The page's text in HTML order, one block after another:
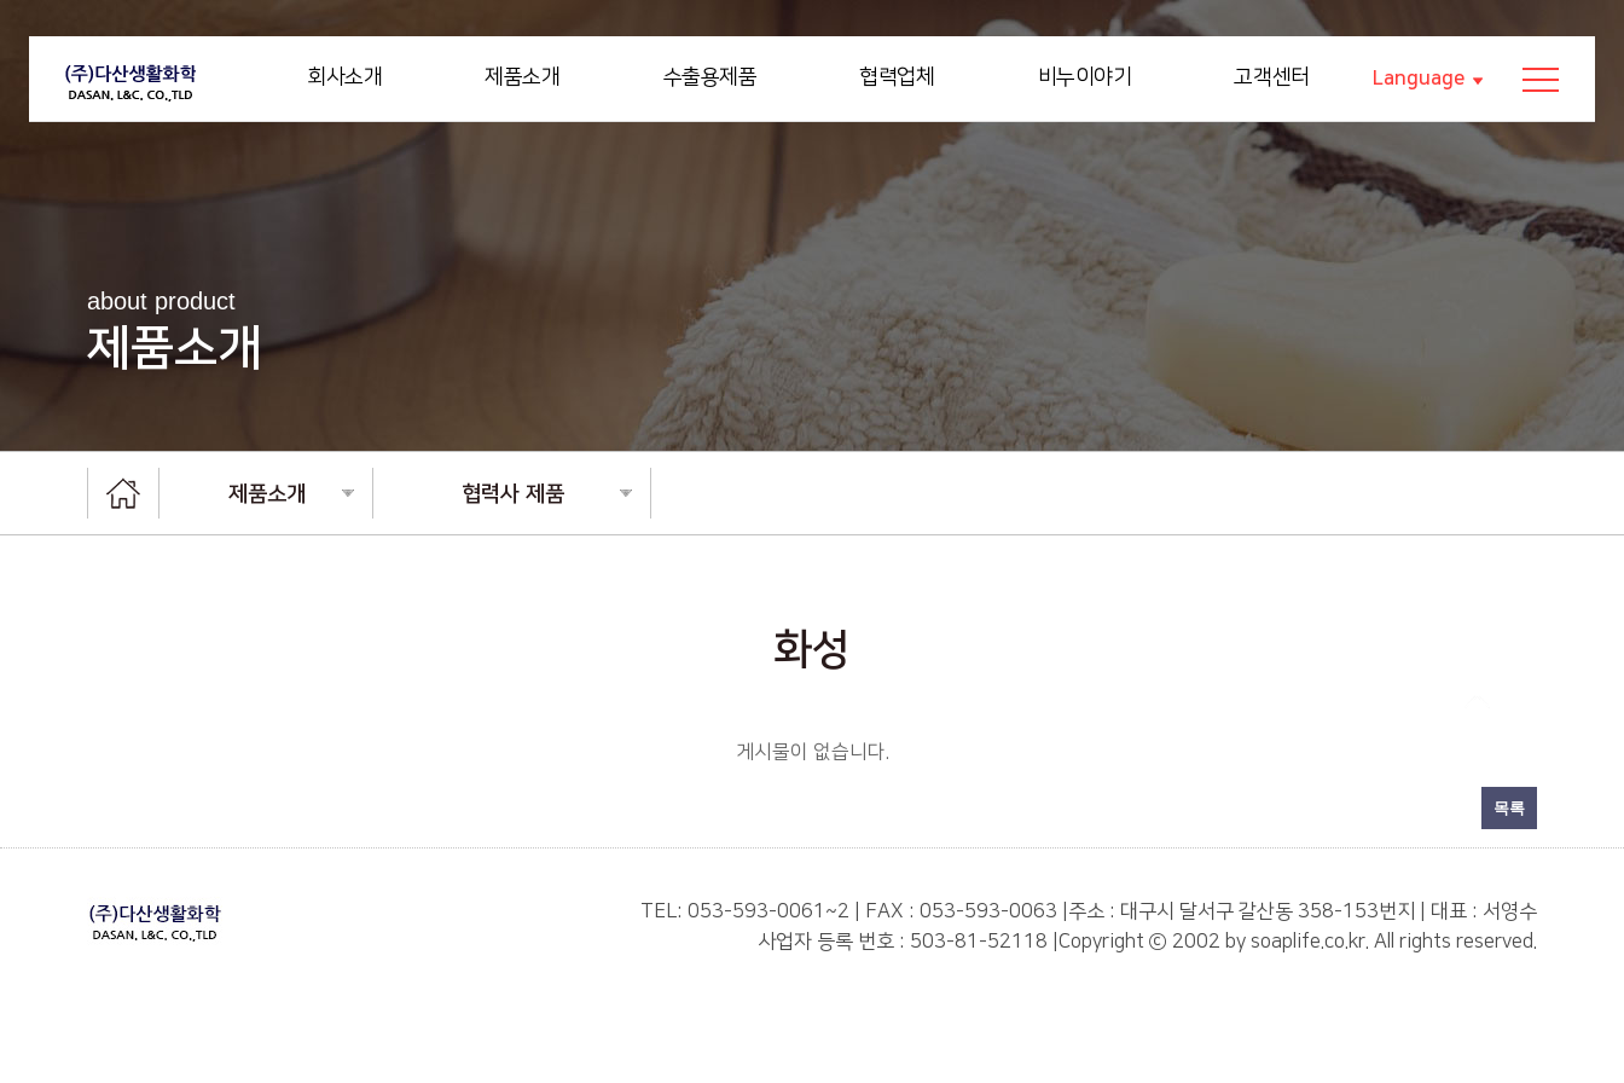
Language
회사소개 제품소개 수출용제품 협력업체 비누이야기 고객센터
about product
제품소개
제품소개 협력사 제품
화성
게시물이 없습니다.
목록
TEL: 053-593-0061~2 | FAX : 053-593-0063
주소 : 대구시 달서구 갈산동 358-153번지 | 대표 : 서영수
사업자 등록 번호 : 503-81-52118 Copyright ⓒ 2002 by soaplife.co.kr. All rights reserved.